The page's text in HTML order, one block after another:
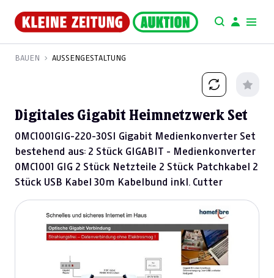
BAUEN AUSSENGESTALTUNG
Digitales Gigabit Heimnetzwerk Set
OMC1001GIG-220-30SI Gigabit Medienkonverter Set
bestehend aus: 2 Stück GIGABIT - Medienkonverter
OMC1001 GIG 2 Stück Netzteile 2 Stück Patchkabel 2
Stück USB Kabel 30m Kabelbund inkl. Cutter